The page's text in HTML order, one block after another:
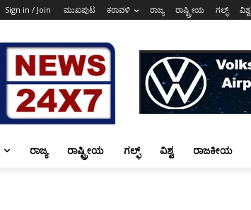
Sign in / Join ಮುಖಪುಟ ಕರಾವಳಿ ರಾಜ್ಯ ರಾಷ್ಟ್ರೀಯ ಗಲ್ಫ್ ವಿಶ್ವ
ರಾಜ್ಯ ರಾಷ್ಟ್ರೀಯ ಗಲ್ಫ್ ವಿಶ್ವ ರಾಜಕೀಯ